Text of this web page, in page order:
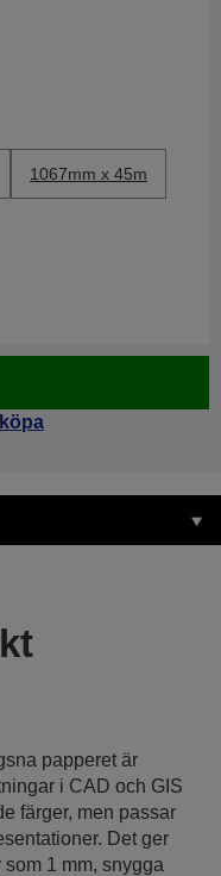
1067mm x 45m
papperet är
i CAD och GIS
färger, men passar
Det ger
1 mm, snygga